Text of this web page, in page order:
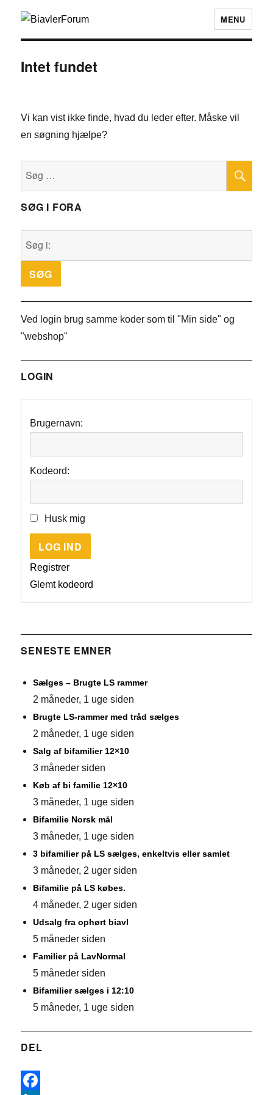
MENU
Intet fundet
Vi kan vist ikke finde, hvad du leder efter. Måske vil
en søgning hjælpe?
SØG I FORA
Ved login brug samme koder som til "Min side" og
"webshop"
LOGIN
Brugernavn:
Kodeord:
Husk mig
LOG IND
Registrer
Glemt kodeord
SENESTE EMNER
Sælges – Brugte LS rammer
2 måneder, 1 uge siden
Brugte LS-rammer med tråd sælges
2 måneder, 1 uge siden
Salg af bifamilier 12×10
3 måneder siden
Køb af bi familie 12×10
3 måneder, 1 uge siden
Bifamilie Norsk mål
3 måneder, 1 uge siden
3 bifamilier på LS sælges, enkeltvis eller samlet
3 måneder, 2 uger siden
Bifamilie på LS købes.
4 måneder, 2 uger siden
Udsalg fra ophørt biavl
5 måneder siden
Familier på LavNormal
5 måneder siden
Bifamilier sælges i 12:10
5 måneder, 1 uge siden
DEL